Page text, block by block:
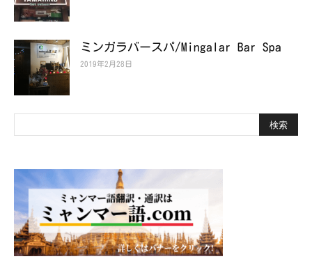
ミンガラバースパ/Mingalar Bar Spa
2019年2月28日